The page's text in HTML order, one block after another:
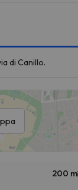
di Canillo.
200 m